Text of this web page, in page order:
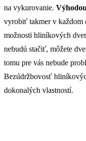
na vykurovanie.
vyrobiť takmer v každom
možnosti hliníkových
nebudú stačiť, môžete
tomu pre vás nebude
Bezúdržbovosť
dokonalých vlastností.